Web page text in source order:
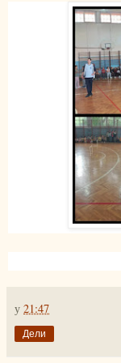
у 21:47
Дели